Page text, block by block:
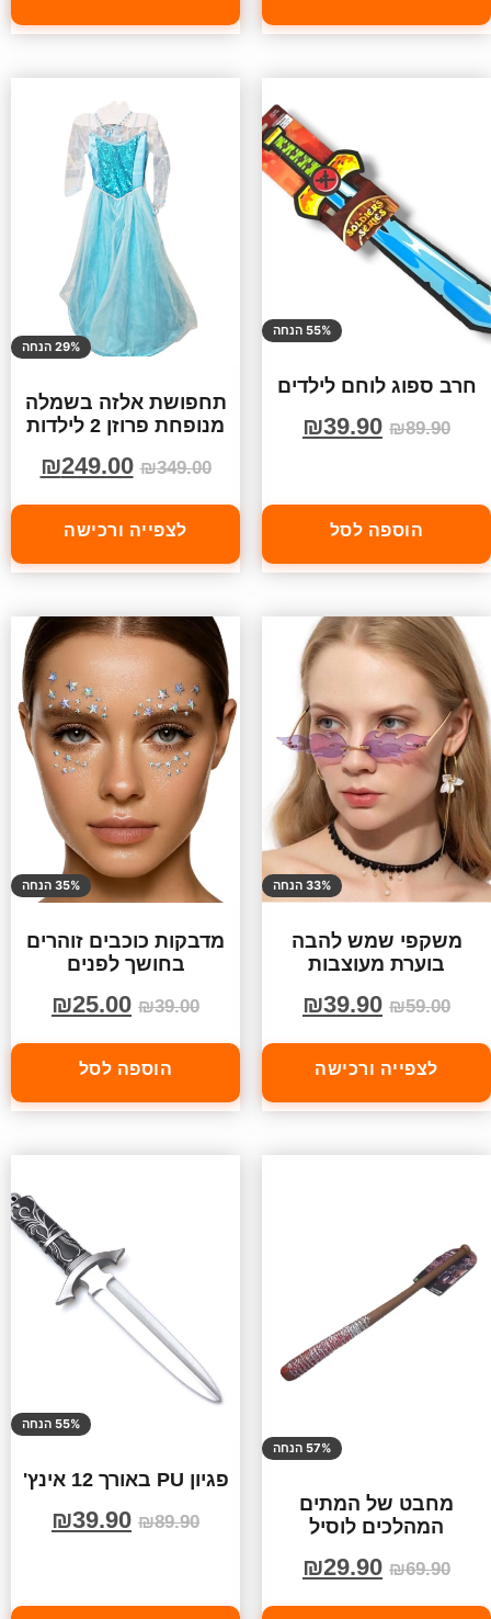
55% הנחה
חרב ספוג לוחם לילדים
₪89.90
₪39.90
הוספה לסל
29% הנחה
תחפושת אלזה בשמלה
מנופחת פרוזן 2 לילדות
₪349.00
₪249.00
לצפייה ורכישה
33% הנחה
משקפי שמש להבה
בוערת מעוצבות
₪59.00
₪39.90
לצפייה ורכישה
35% הנחה
מדבקות כוכבים זוהרים
בחושך לפנים
₪39.00
₪25.00
הוספה לסל
57% הנחה
מחבט של המתים
המהלכים לוסיל
₪69.90
₪29.90
55% הנחה
פגיון PU באורך 12 אינץ'
₪89.90
₪39.90